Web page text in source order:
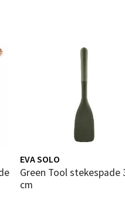
EVA SOLO
Green Tool stekespade 30,5
cm